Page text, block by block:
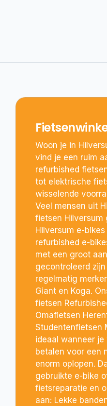
Woon je in
vind je een ruim
refurbished
tot elektrische
wisselende
Veel mensen uit
fietsen Hilversum
Hilversum e-
refurbished e-
met een groot
gecontroleerd
regelmatig
Giant en Koga.
fietsen
Omafietsen
Studentenfietsen
ideaal wanneer
betalen voor een
enorm oplopen.
gebruikte e-bike
fietsreparatie en
aan: Lekke